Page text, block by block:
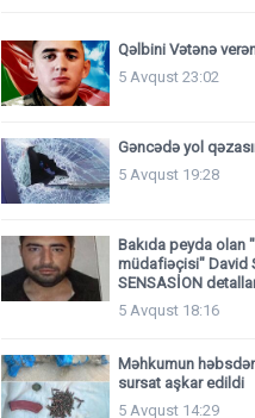
Qəlbini Vətənə
5 Avqust 23:02
Gəncədə yol
5 Avqust 19:28
Bakıda peyda olan
müdafiəçisi" David
SENSASİON
5 Avqust 18:16
Məhkumun
sursat aşkar edildi
5 Avqust 14:29